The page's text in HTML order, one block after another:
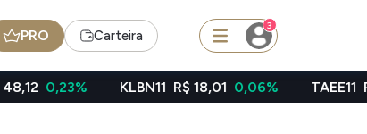
PRO Carteira
3
KLBN11 R$ 18,01 0,06% TAEE11 R$ 39,49 -